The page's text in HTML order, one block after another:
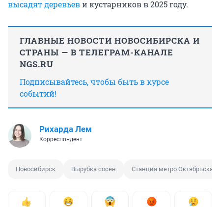
высадят деревьеви кустарников в 2025 году.
ГЛАВНЫЕ НОВОСТИ НОВОСИБИРСКА И
СТРАНЫ — В ТЕЛЕГРАМ-КАНАЛЕ
NGS.RU
Подписывайтесь, чтобы быть в курсе
событий!
Рихарда Лем
Корреспондент
Новосибирск Вырубка сосен Станция метро Октябрьская